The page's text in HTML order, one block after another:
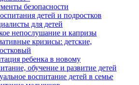
безопасности
детей и подростков
для детей
непослушание и капризы
кризисы: детские,
ребенка в новому
обучение и развитие детей
воспитание детей в семье